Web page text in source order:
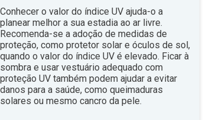
Conhecer o valor do índice UV ajuda-o a
planear melhor a sua estadia ao ar livre.
Recomenda-se a adoção de medidas de
proteção, como protetor solar e óculos de sol,
quando o valor do índice UV é elevado. Ficar à
sombra e usar vestuário adequado com
proteção UV também podem ajudar a evitar
danos para a saúde, como queimaduras
solares ou mesmo cancro da pele.